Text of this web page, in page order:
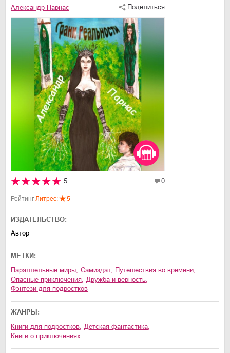
Александр Парнас Поделиться
5 0
РейтингЛитрес: 5
ИЗДАТЕЛЬСТВО:
Автор
МЕТКИ:
параллельные миры
Самиздат, путешествия во времени
опасные приключения
дружба и верность
фэнтези для подростков
ЖАНРЫ:
книги для подростков
детская фантастика
книги о приключениях